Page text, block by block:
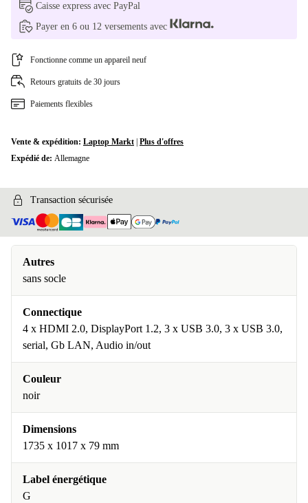
Caisse express avec PayPal
Payer en 6 ou 12 versements avec
Fonctionne comme un appareil neuf
Retours gratuits de 30 jours
Paiements flexibles
Vente & expédition: Laptop Markt Plus d'offres
Expédié de: Allemagne
Transaction sécurisée
Autres
sans socle
Connectique
4 x HDMI 2.0, DisplayPort 1.2, 3 x USB 3.0, 3 x USB 3.0,
serial, Gb LAN, Audio in/out
Couleur
noir
Dimensions
1735 x 1017 x 79 mm
Label énergétique
G